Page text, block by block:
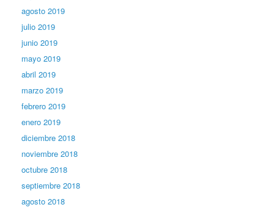
agosto 2019
julio 2019
junio 2019
mayo 2019
abril 2019
marzo 2019
febrero 2019
enero 2019
diciembre 2018
noviembre 2018
octubre 2018
septiembre 2018
agosto 2018